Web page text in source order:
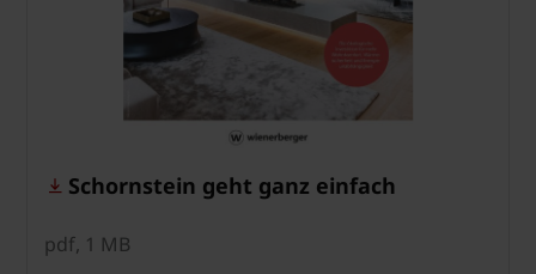
Schornstein geht ganz einfach
pdf, 1 MB